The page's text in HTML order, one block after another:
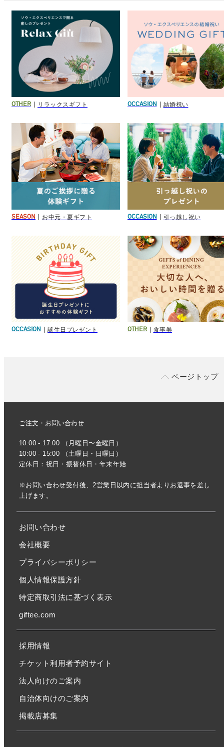
OTHER リラックスギフト OCCASION 結婚祝い
SEASON お中元・夏ギフト OCCASION 引っ越し祝い
OCCASION 誕生日プレゼント OTHER 食事券
ページトップ
ご注文・お問い合わせ
10:00 - 17:00 （月曜日〜金曜日）
10:00 - 15:00 （土曜日・日曜日）
定休日：祝日・振替休日・年末年始
※お問い合わせ受付後、2営業日以内に担当者よりお返事を差し
上げます。
お問い合わせ
会社概要
プライバシーポリシー
個人情報保護方針
特定商取引法に基づく表示
giftee.com
採用情報
チケット利用者予約サイト
法人向けのご案内
自治体向けのご案内
掲載店募集